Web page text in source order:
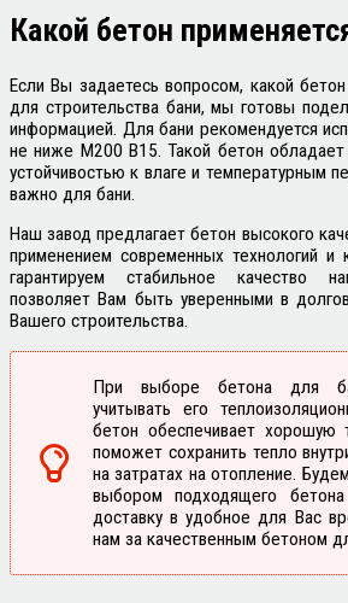
Какой бетон
Если Вы задаетесь вопросом, какой
для строительства бани, мы готовы
информацией. Для бани рекомендуется
не ниже М200 В15. Такой бетон
устойчивостью к влаге и температурным
важно для бани.
Наш завод предлагает бетон высокого
применением современных технологий и
гарантируем стабильное качество
позволяет Вам быть уверенными в
Вашего строительства.
При выборе бетона для
учитывать его
бетон обеспечивает хорошую
поможет сохранить тепло
на затратах на отопление.
выбором подходящего
доставку в удобное для Вас
нам за качественным бетоном